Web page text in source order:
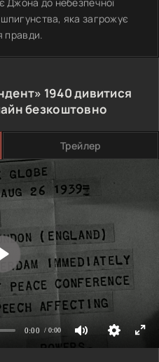
яка загрожує
правди.
1940дивитися
безкоштовно
Трейлер